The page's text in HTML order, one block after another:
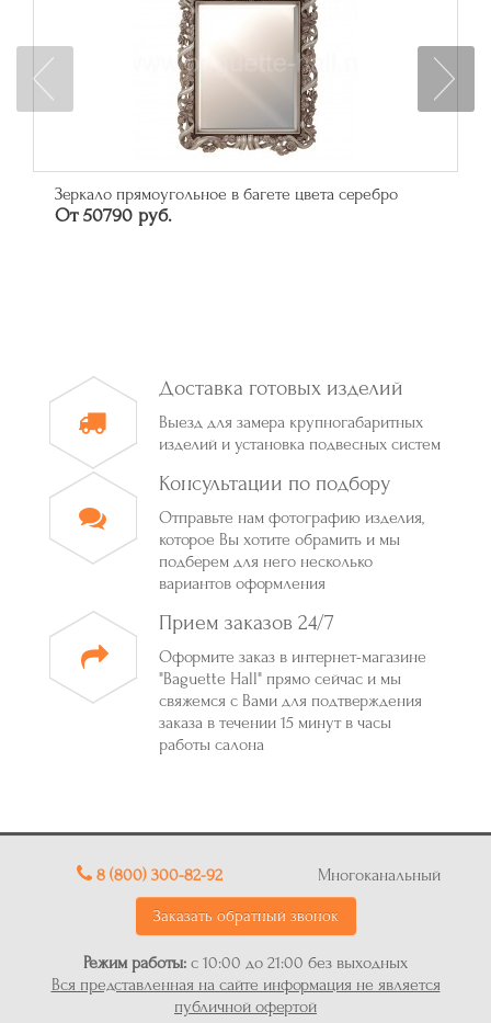
Зеркало прямоугольное в багете цвета серебро
От 50790 руб.
Доставка готовых изделий
Выезд для замера крупногабаритных
изделий и установка подвесных систем
Консультации по подбору
Отправьте нам фотографию изделия,
которое Вы хотите обрамить и мы
подберем для него несколько
вариантов оформления
Прием заказов 24/7
Оформите заказ в интернет-магазине
"Baguette Hall" прямо сейчас и мы
свяжемся с Вами для подтверждения
заказа в течении 15 минут в часы
работы салона
8 (800) 300-82-92 Многоканальный
Заказать обратный звонок
Режим работы: с 10:00 до 21:00 без выходных
Вся представленная на сайте информация не является
публичной офертой